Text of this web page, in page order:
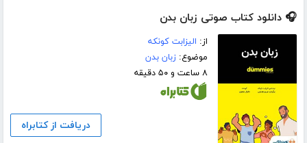
🎧 دانلود کتاب صوتی زبان بدن
از: الیزابت کونکه
موضوع:زبان بدن
۸ ساعت و ۵۰ دقیقه
دریافت از کتابراه